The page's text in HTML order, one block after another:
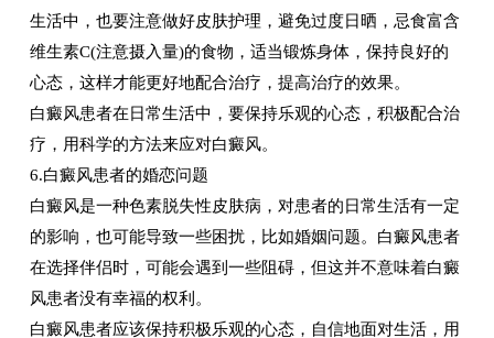
生活中，也要注意做好皮肤护理，避免过度日晒，忌食富含
维生素C(注意摄入量)的食物，适当锻炼身体，保持良好的
心态，这样才能更好地配合治疗，提高治疗的效果。
白癜风患者在日常生活中，要保持乐观的心态，积极配合治
疗，用科学的方法来应对白癜风。
6.白癜风患者的婚恋问题
白癜风是一种色素脱失性皮肤病，对患者的日常生活有一定
的影响，也可能导致一些困扰，比如婚姻问题。白癜风患者
在选择伴侣时，可能会遇到一些阻碍，但这并不意味着白癜
风患者没有幸福的权利。
白癜风患者应该保持积极乐观的心态，自信地面对生活，用